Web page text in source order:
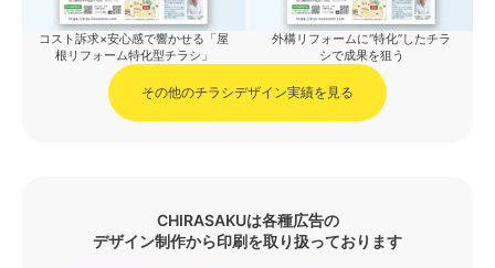
コスト訴求×安心感で響かせる「屋
根リフォーム特化型チラシ」
外構リフォームに“特化”したチラ
シで成果を狙う
その他のチラシデザイン実績を見る
CHIRASAKUは各種広告の
デザイン制作から印刷を取り扱っております